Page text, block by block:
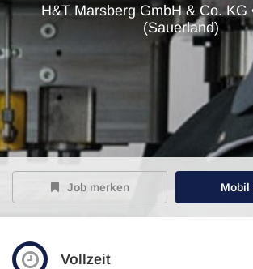
H&T Marsberg GmbH & Co. KG
(Sauerland)
Job merken Mobil
Vollzeit